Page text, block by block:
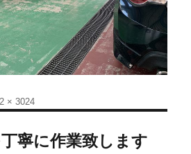
× 3024
寧に作業致します